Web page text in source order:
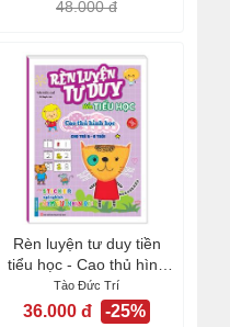
48.000 đ
Rèn luyện tư duy tiền
tiểu học - Cao thủ hình
học (cho trẻ...
Tào Đức Trí
36.000 đ -25%